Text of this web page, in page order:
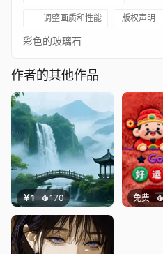
调整画质和性能 版权声明
彩色的玻璃石
作者的其他作品
￥1 170 免费